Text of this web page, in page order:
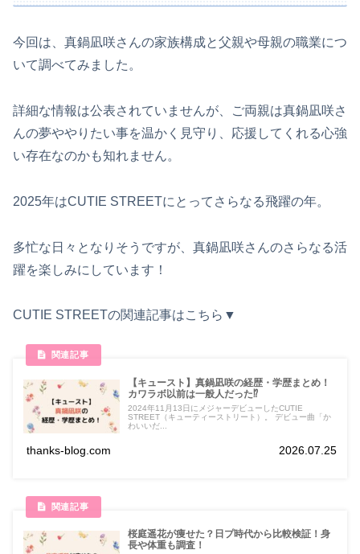
今回は、真鍋凪咲さんの家族構成と父親や母親の職業につ
いて調べてみました。
詳細な情報は公表されていませんが、ご両親は真鍋凪咲さ
んの夢ややりたい事を温かく見守り、応援してくれる心強
い存在なのかも知れません。
2025年はCUTIE STREETにとってさらなる飛躍の年。
多忙な日々となりそうですが、真鍋凪咲さんのさらなる活
躍を楽しみにしています！
CUTIE STREETの関連記事はこちら▼
【キュースト】真鍋凪咲の経歴・学歴まとめ！
カワラボ以前は一般人だった⁉
2024年11月13日にメジャーデビューしたCUTIE
STREET（キューティーストリート）。 デビュー曲「か
わいいだ...
thanks-blog.com 2026.07.25
桜庭遥花が痩せた？日プ時代から比較検証！身
長や体重も調査！